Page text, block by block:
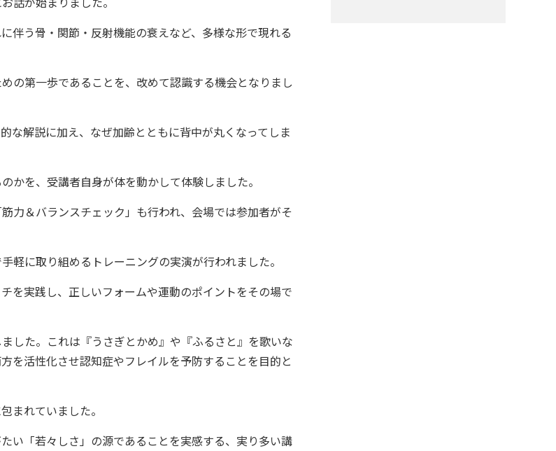
伴う骨・関節・反射機能の衰えなど、多様な形で現れる
の第一歩であることを、改めて認識する機会となりまし
な解説に加え、なぜ加齢とともに背中が丸くなってしま
かを、受講者自身が体を動かして体験しました。
力＆バランスチェック」も行われ、会場では参加者がそ
に取り組めるトレーニングの実演が行われました。
を実践し、正しいフォームや運動のポイントをその場で
した。これは『うさぎとかめ』や『ふるさと』を歌いな
を活性化させ認知症やフレイルを予防することを目的と
まれていました。
い「若々しさ」の源であることを実感する、実り多い講